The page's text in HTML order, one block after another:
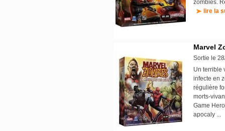
zombies.
lire la
Marvel
Sortie le
Un terrible
infecte en
régulière
morts-
Game
apocaly ...